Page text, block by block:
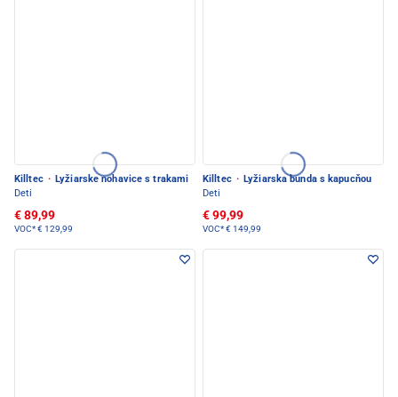
Killtec · Lyžiarske nohavice s trakami
Deti
€ 89,99
VOC*€ 129,99
Killtec · Lyžiarska bunda s kapucňou
Deti
€ 99,99
VOC*€ 149,99